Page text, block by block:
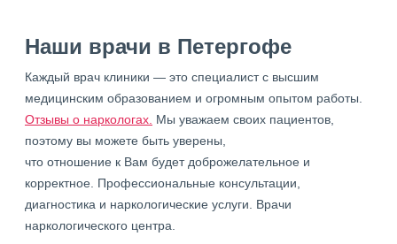
Наши врачи в Петергофе
Каждый врач клиники — это специалист с высшим
медицинским образованием и огромным опытом работы.
Отзывы о наркологах. Мы уважаем своих пациентов,
поэтому вы можете быть уверены,
что отношение к Вам будет доброжелательное и
корректное. Профессиональные консультации,
диагностика и наркологические услуги. Врачи
наркологического центра.